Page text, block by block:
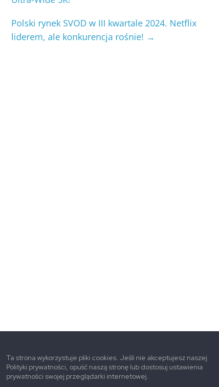
Polski rynek SVOD w III kwartale 2024. Netflix
liderem, ale konkurencja rośnie! →
Ta strona wykorzystuje pliki cookies. Jeśli nie akceptujesz naszej
Polityki prywatności, opuść naszą stronę lub dostosuj ustawienia
prywatności swojej przeglądarki internetowej.